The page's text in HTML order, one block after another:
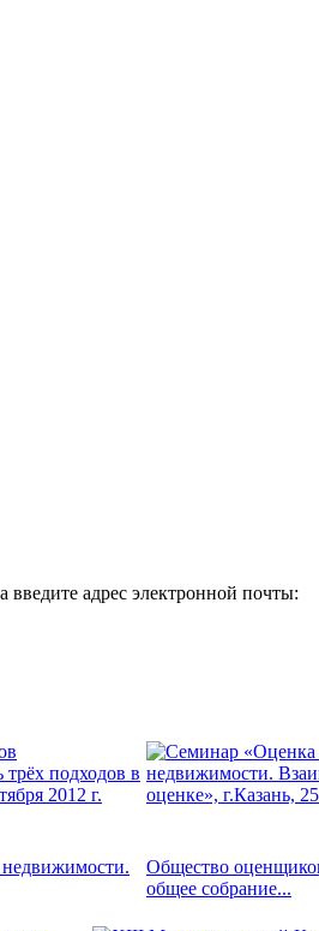
адрес электронной почты:
Общество
общее собрание...